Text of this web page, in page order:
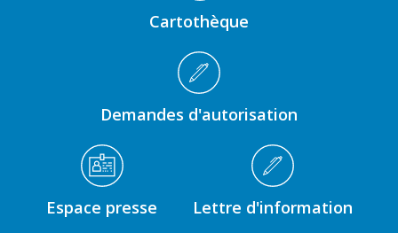
Cartothèque
Demandes d'autorisation
Espace presse Lettre d'information